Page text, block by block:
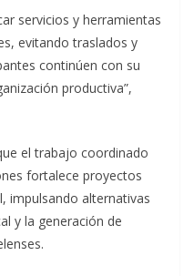
servicios y herramientas
evitando traslados y
continúen con su
productiva”,
el trabajo coordinado
fortalece proyectos
impulsando alternativas
y la generación de